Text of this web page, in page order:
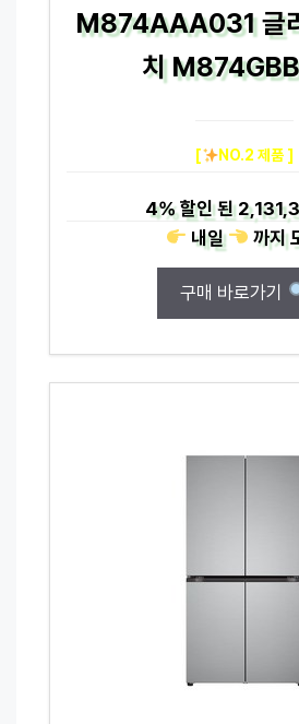
M874AAA031 글
치
[ NO.2 제품 ]
4%할인 된
내일
까지
구매 바로가기